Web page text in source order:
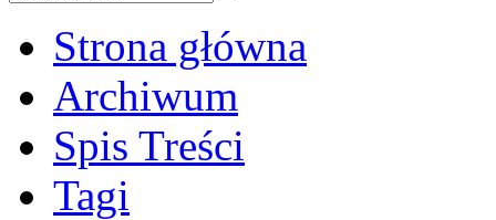
Strona główna
Archiwum
Spis Treści
Tagi